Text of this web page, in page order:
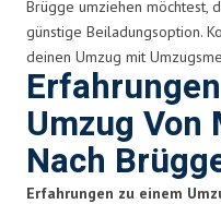
Brügge umziehen möchtest,
günstige Beiladungsoption.
deinen Umzug mit
Umzug Von
Nach
Erfahrungen zu einem